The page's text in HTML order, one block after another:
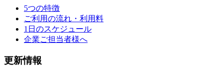
5つの特徴
ご利用の流れ・利用料
1日のスケジュール
企業ご担当者様へ
更新情報